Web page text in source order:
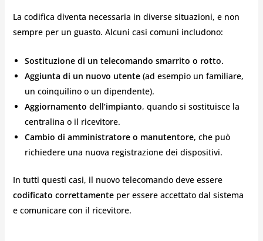
La codifica diventa necessaria in diverse situazioni, e non
sempre per un guasto. Alcuni casi comuni includono:
Sostituzione di un telecomando smarrito o rotto.
Aggiunta di un nuovo utente(ad esempio un familiare,
un coinquilino o un dipendente).
Aggiornamento dell’impianto, quando si sostituisce la
centralina o il ricevitore.
Cambio di amministratore o manutentore, che può
richiedere una nuova registrazione dei dispositivi.
In tutti questi casi, il nuovo telecomando deve essere
codificato correttamenteper essere accettato dal sistema
e comunicare con il ricevitore.